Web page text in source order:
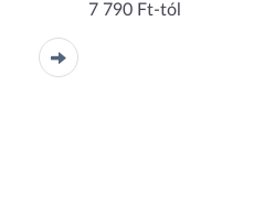
7 790 Ft-tól